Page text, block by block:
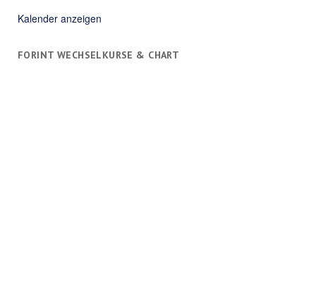
Kalender anzeigen
FORINT WECHSELKURSE & CHART